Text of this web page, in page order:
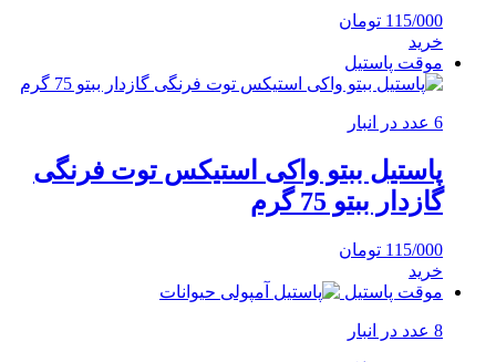
115/000 تومان
خرید
موقت پاستیل
6 عدد در انبار
پاستیل ببتو واکی استیکس توت فرنگی
گازدار ببتو 75 گرم
115/000 تومان
خرید
موقت پاستیل
8 عدد در انبار